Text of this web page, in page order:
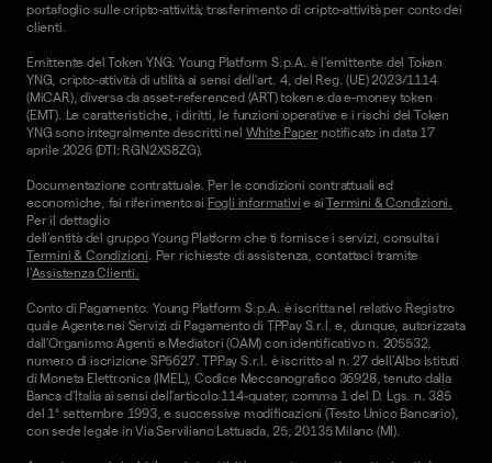
portafoglio sulle cripto-attività; trasferimento di cripto-attività per conto dei
clienti.
Emittente del Token YNG. Young Platform S.p.A. è l'emittente del Token
YNG, cripto-attività di utilità ai sensi dell'art. 4, del Reg. (UE) 2023/1114
(MiCAR), diversa da asset-referenced (ART) token e da e-money token
(EMT). Le caratteristiche, i diritti, le funzioni operative e i rischi del Token
YNG sono integralmente descritti nel White Papernotificato in data 17
aprile 2026 (DTI: RGN2XS8ZG).
Documentazione contrattuale. Per le condizioni contrattuali ed
economiche, fai riferimento ai Fogli informativi e aiTermini & Condizioni.
Per il dettaglio
dell'entità del gruppo Young Platform che ti fornisce i servizi, consulta i
Termini & Condizioni . Per richieste di assistenza, contattaci tramite
l'Assistenza Clienti.
Conto di Pagamento. Young Platform S.p.A. è iscritta nel relativo Registro
quale Agente nei Servizi di Pagamento di TPPay S.r.l. e, dunque, autorizzata
dall’Organismo Agenti e Mediatori (OAM) con identificativo n. 205532,
numero di iscrizione SP5627. TPPay S.r.l. è iscritto al n. 27 dell’Albo Istituti
di Moneta Elettronica (IMEL), Codice Meccanografico 36928, tenuto dalla
Banca d’Italia ai sensi dell’articolo 114-quater, comma 1 del D. Lgs. n. 385
del 1° settembre 1993, e successive modificazioni (Testo Unico Bancario),
con sede legale in Via Serviliano Lattuada, 25, 20135 Milano (MI).